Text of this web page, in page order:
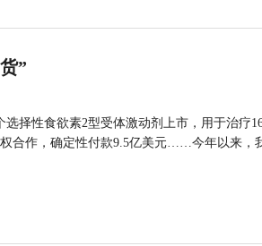
”
择性食欲素2型受体激动剂上市，用于治疗
合作，确定性付款9.5亿美元……今年以来，